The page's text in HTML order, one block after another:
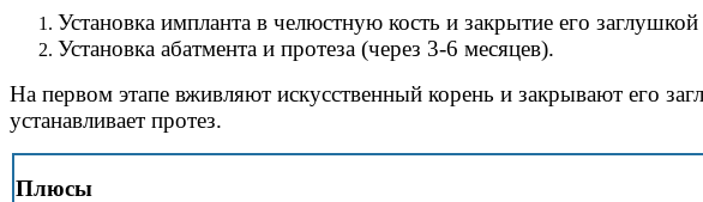
Установка импланта в челюстную кость и закрытие его заглушкой
Установка абатмента и протеза (через 3-6 месяцев).
На первом этапе вживляют искусственный корень и закрывают его
устанавливает протез.
Плюсы